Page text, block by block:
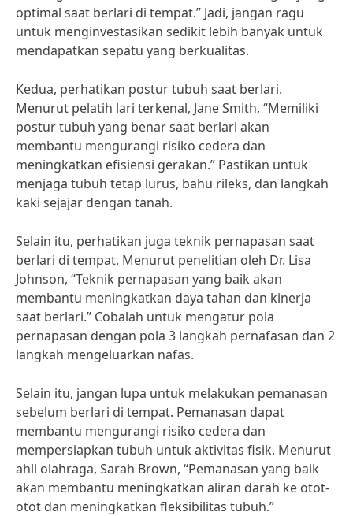
optimal saat berlari di tempat.” Jadi, jangan ragu
untuk menginvestasikan sedikit lebih banyak untuk
mendapatkan sepatu yang berkualitas.
Kedua, perhatikan postur tubuh saat berlari.
Menurut pelatih lari terkenal, Jane Smith, “Memiliki
postur tubuh yang benar saat berlari akan
membantu mengurangi risiko cedera dan
meningkatkan efisiensi gerakan.” Pastikan untuk
menjaga tubuh tetap lurus, bahu rileks, dan langkah
kaki sejajar dengan tanah.
Selain itu, perhatikan juga teknik pernapasan saat
berlari di tempat. Menurut penelitian oleh Dr. Lisa
Johnson, “Teknik pernapasan yang baik akan
membantu meningkatkan daya tahan dan kinerja
saat berlari.” Cobalah untuk mengatur pola
pernapasan dengan pola 3 langkah pernafasan dan 2
langkah mengeluarkan nafas.
Selain itu, jangan lupa untuk melakukan pemanasan
sebelum berlari di tempat. Pemanasan dapat
membantu mengurangi risiko cedera dan
mempersiapkan tubuh untuk aktivitas fisik. Menurut
ahli olahraga, Sarah Brown, “Pemanasan yang baik
akan membantu meningkatkan aliran darah ke otot-
otot dan meningkatkan fleksibilitas tubuh.”